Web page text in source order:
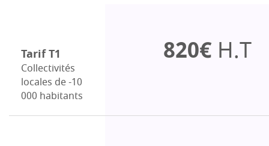
Tarif T1
Collectivités
locales de -10
000 habitants
820€ H.T